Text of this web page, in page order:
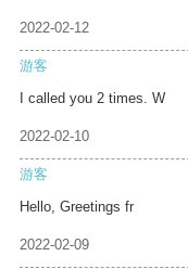
2022-02-12
游客
I called you 2 times. W
2022-02-10
游客
Hello, Greetings fr
2022-02-09